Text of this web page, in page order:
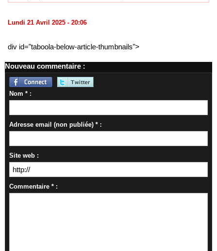
Lundi 21 Avril 2025 - 20:06
div id="taboola-below-article-thumbnails">
Nouveau commentaire :
Nom * :
Adresse email (non publiée) * :
Site web :
Commentaire * :